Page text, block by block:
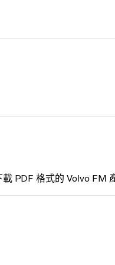
PDF 格式的 Volvo FM